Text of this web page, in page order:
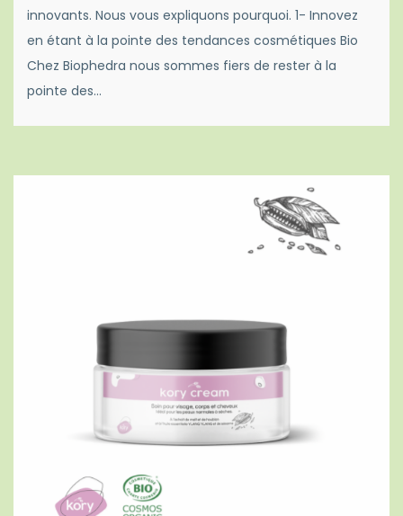
innovants. Nous vous expliquons pourquoi. 1- Innovez
en étant à la pointe des tendances cosmétiques Bio
Chez Biophedra nous sommes fiers de rester à la
pointe des…